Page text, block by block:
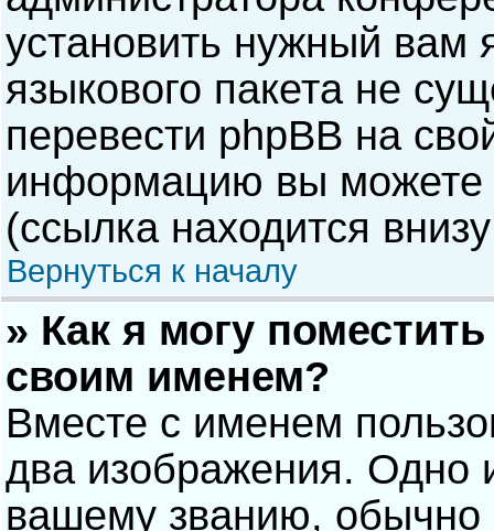
установить нужный вам
языкового пакета не
перевести phpBB на
информацию вы можете
(ссылка находится
Вернуться к началу
» Как я могу
своим именем?
Вместе с именем
два изображения. Одно
вашему званию, обычно